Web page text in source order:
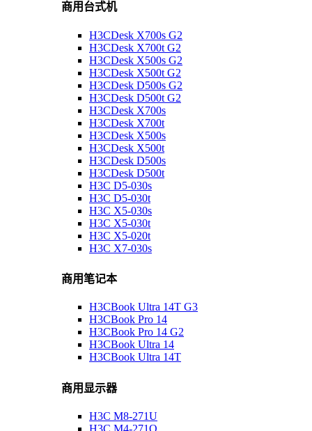
商用台式机
H3CDesk X700s G2
H3CDesk X700t G2
H3CDesk X500s G2
H3CDesk X500t G2
H3CDesk D500s G2
H3CDesk D500t G2
H3CDesk X700s
H3CDesk X700t
H3CDesk X500s
H3CDesk X500t
H3CDesk D500s
H3CDesk D500t
H3C D5-030s
H3C D5-030t
H3C X5-030s
H3C X5-030t
H3C X5-020t
H3C X7-030s
商用笔记本
H3CBook Ultra 14T G3
H3CBook Pro 14
H3CBook Pro 14 G2
H3CBook Ultra 14
H3CBook Ultra 14T
商用显示器
H3C M8-271U
H3C M4-271Q